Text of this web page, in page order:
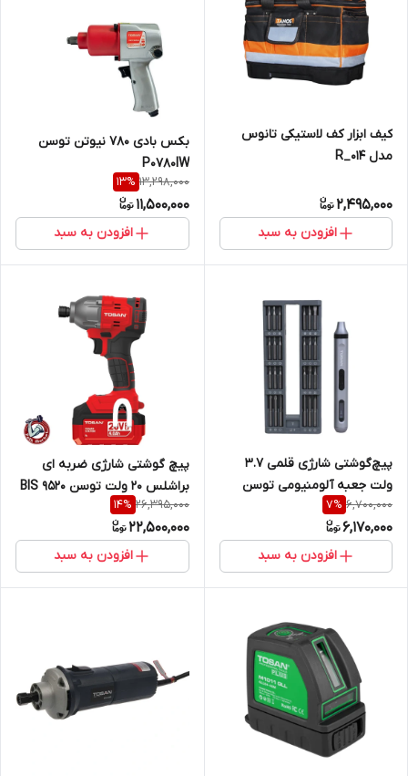
کیف ابزار کف لاستیکی تانوس
مدل 014_R
2,495,000
افزودن به سبد
بکس بادی 780 نیوتن توسن
P0780IW
13,298,000
13%
11,500,000
افزودن به سبد
پیچ‌گوشتی شارژی قلمی 3.7
ولت جعبه آلومنیومی توسن
مدل 9001
6,700,000
7%
6,170,000
افزودن به سبد
پیچ گوشتی شارژی ضربه ای
براشلس 20 ولت توسن 9520 BIS
26,395,000
14%
22,500,000
افزودن به سبد